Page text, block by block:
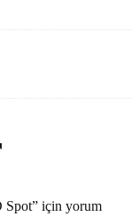
Spot” için yorum